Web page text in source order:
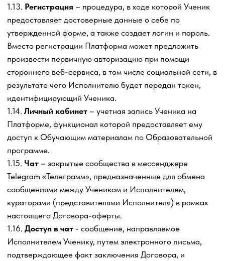
2. Общие положения
2.1. Совершая действия по акцепту настоящей Оферты,
Ученик дает согласие на:
2.1.1. Обработку своих персональных данных
Исполнителем в соответствии с условиями
конфиденциальности обработки персональных данных,
текст которой постоянно размещен на Сайте
Исполнителя в сети «Интернет» по адресу
https://trafficdevils.ru
2.1.2. Получение рекламной рассылки на адрес
электронной почты, указанный им при регистрации на
Сайте Исполнителя. Срок действия согласия с момента
акцепта настоящей Оферты до момента отзыва
согласия, направляемого на почтовый адрес
Исполнителя, указанный в Разделе 13 Договора-
оферты.
2.1.3. Получение рекламной рассылки на номер
телефона, указанный Учеником при регистрации на
Сайте (посредством смс сообщений).
2.2. Совершая действия по акцепту настоящего
Договора-оферты, Ученик в порядке ст. 431.2 ГК РФ
заверяет Исполнителя, что целью приобретения Пакета
услуг является последующее использование полученных
знаний в предпринимательской деятельности, с целью
извлечения прибыли, или же если Учеником выступает
юридическое лицо, либо индивидуальный
предприниматель, то на правоотношения Сторон,
вытекающие из настоящего Договора-оферты при